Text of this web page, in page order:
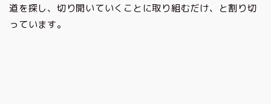
道を探し、切り開いていくことに取り組むだけ、と割り切
っています。